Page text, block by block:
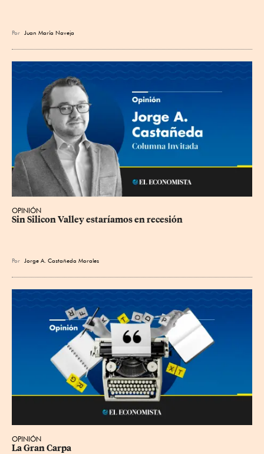
Por Juan María Naveja
OPINIÓN
Sin Silicon Valley estaríamos en recesión
Por Jorge A. Castañeda Morales
OPINIÓN
La Gran Carpa